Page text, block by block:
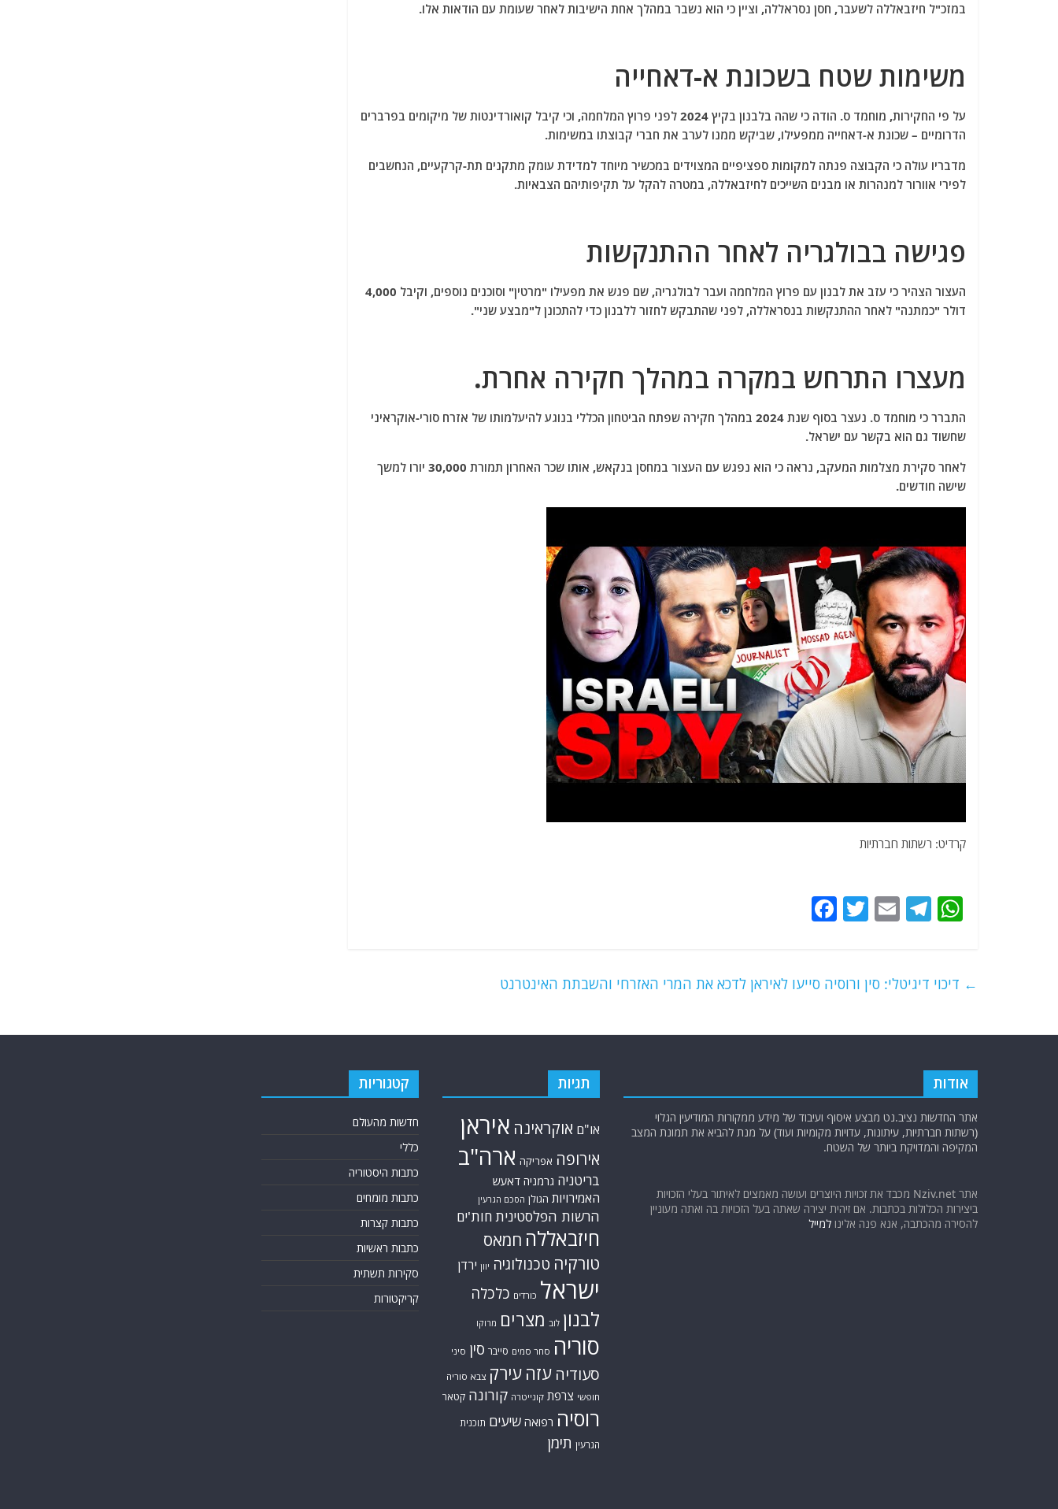
במזכ"ל חיזבאללה לשעבר, חסן נסראללה, וציין כי הוא נשבר במהלך אחת הישיבות לאחר שעומת עם הודאות אלו.
משימות שטח בשכונת א-דאחייה
על פי החקירות, מוחמד ס. הודה כי שהה בלבנון בקיץ 2024 לפני פרוץ המלחמה, וכי קיבל קואורדינטות של מיקומים בפרברים
הדרומיים – שכונת א-דאחייה ממפעילו, שביקש ממנו לערב את חברי קבוצתו במשימות.
מדבריו עולה כי הקבוצה פנתה למקומות ספציפיים המצוידים במכשיר מיוחד למדידת עומק מתקנים תת-קרקעיים, הנחשבים
לפירי אוורור למנהרות או מבנים השייכים לחיזבאללה, במטרה להקל על תקיפותיהם הצבאיות.
פגישה בבולגריה לאחר ההתנקשות
העצור הצהיר כי עזב את לבנון עם פרוץ המלחמה ועבר לבולגריה, שם פגש את מפעילו "מרטין" וסוכנים נוספים, וקיבל 4,000
דולר "כמתנה" לאחר ההתנקשות בנסראללה, לפני שהתבקש לחזור ללבנון כדי להתכונן ל"מבצע שני".
מעצרו התרחש במקרה במהלך חקירה אחרת.
התברר כי מוחמד ס. נעצר בסוף שנת 2024 במהלך חקירה שפתח הביטחון הכללי בנוגע להיעלמותו של אזרח סורי-אוקראיני
שחשוד גם הוא בקשר עם ישראל.
לאחר סקירת מצלמות המעקב, נראה כי הוא נפגש עם העצור במחסן בנקאש, אותו שכר האחרון תמורת 30,000 יורו למשך
שישה חודשים.
קרדיט: רשתות חברתיות
W
s
p
T
g
m
E
l
T
er
e
o
← דיכוי דיגיטלי: סין ורוסיה סייעו לאיראן לדכא את המרי האזרחי והשבתת האינטרנט
אודות
אתר החדשות נציב.נט מבצע איסוף ועיבוד של מידע ממקורות המודיעין הגלוי
(רשתות חברתיות, עיתונות, עדויות מקומיות ועוד) על מנת להביא את תמונת המצב
המקיפה והמדויקת ביותר של השטח.
אתר Nziv.net מכבד את זכויות היוצרים ועושה מאמצים לאיתור בעלי הזכויות
ביצירות הכלולות בכתבות. אם זיהית יצירה שאתה בעל הזכויות בה ואתה מעוניין
להסירה מהכתבה, אנא פנה אלינו למייל
תגיות
או"ם אוקראינה איראן
אירופה אפריקה ארה"ב
בריטניה גרמניה דאעש
האמירויות הגולן הסכם הגרעין
הרשות הפלסטינית חות'ים
חיזבאללה חמאס
טורקיה טכנולוגיה יוון ירדן
ישראל כורדים כלכלה
לבנון לוב מצרים מרוקו
סוריה סחר סמים סייבר סין סיני
סעודיה עזה עירק צבא סוריה
חופשי צרפת קונייטרה קורונה קטאר
רוסיה רפואה שיעים תוכנית
הגרעין תימן
קטגוריות
חדשות מהעולם
כללי
כתבות היסטוריה
כתבות מומחים
כתבות קצרות
כתבות ראשיות
סקירות תשתית
קריקטורות